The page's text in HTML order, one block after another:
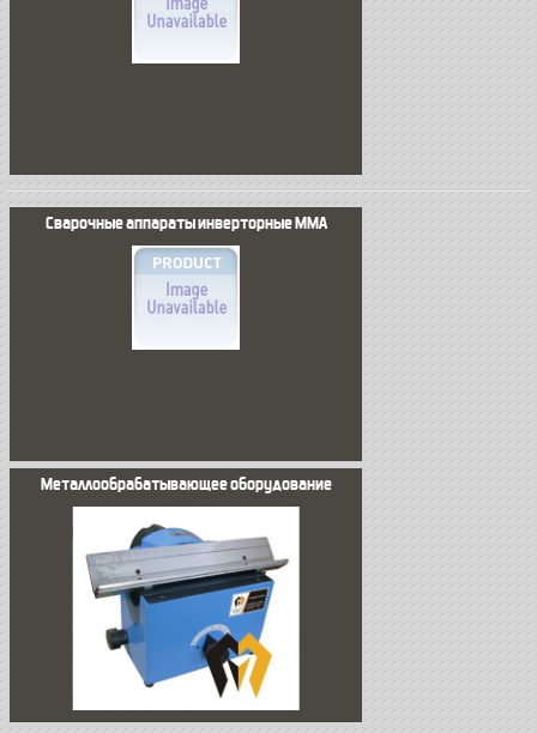
Сварочные аппараты инверторные MMA
Металлообрабатывающее оборудование